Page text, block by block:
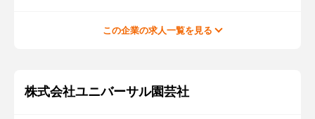
この企業の求人一覧を見る
株式会社ユニバーサル園芸社